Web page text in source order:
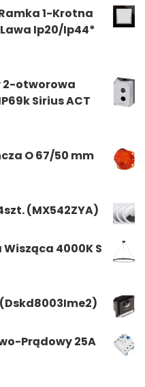
1-Krotna
Ip20/Ip44*
2-otworowa
Sirius ACT
O 67/50 mm
(MX542ZYA)
4000K S
Prądowy 25A